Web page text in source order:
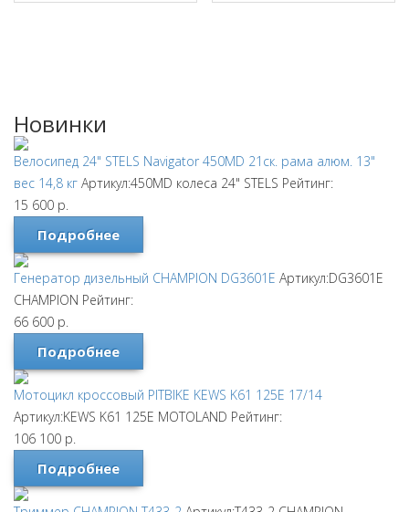
Новинки
Велосипед 24" STELS Navigator 450MD 21ск. рама алюм. 13"
вес 14,8 кг Артикул:450MD колеса 24" STELS Рейтинг:
15 600 р.
Подробнее
Генератор дизельный CHAMPION DG3601E Артикул:DG3601E
CHAMPION Рейтинг:
66 600 р.
Подробнее
Мотоцикл кроссовый PITBIKE KEWS K61 125E 17/14
Артикул:KEWS K61 125E MOTOLAND Рейтинг:
106 100 р.
Подробнее